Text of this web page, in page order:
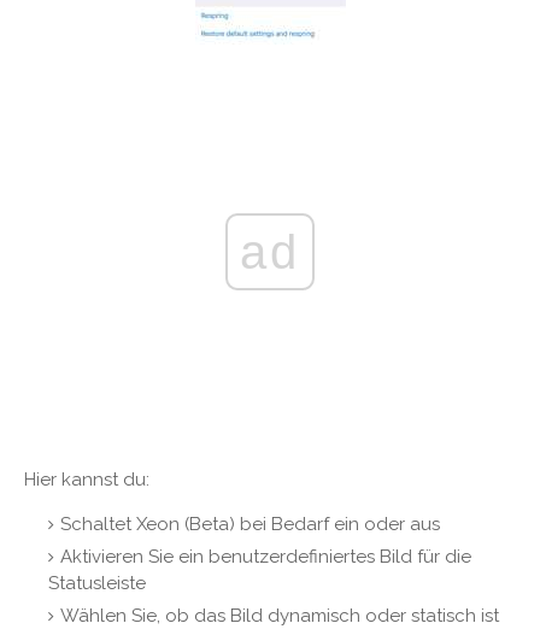
ad
Hier kannst du:
Schaltet Xeon (Beta) bei Bedarf ein oder aus
Aktivieren Sie ein benutzerdefiniertes Bild für die
Statusleiste
Wählen Sie, ob das Bild dynamisch oder statisch ist